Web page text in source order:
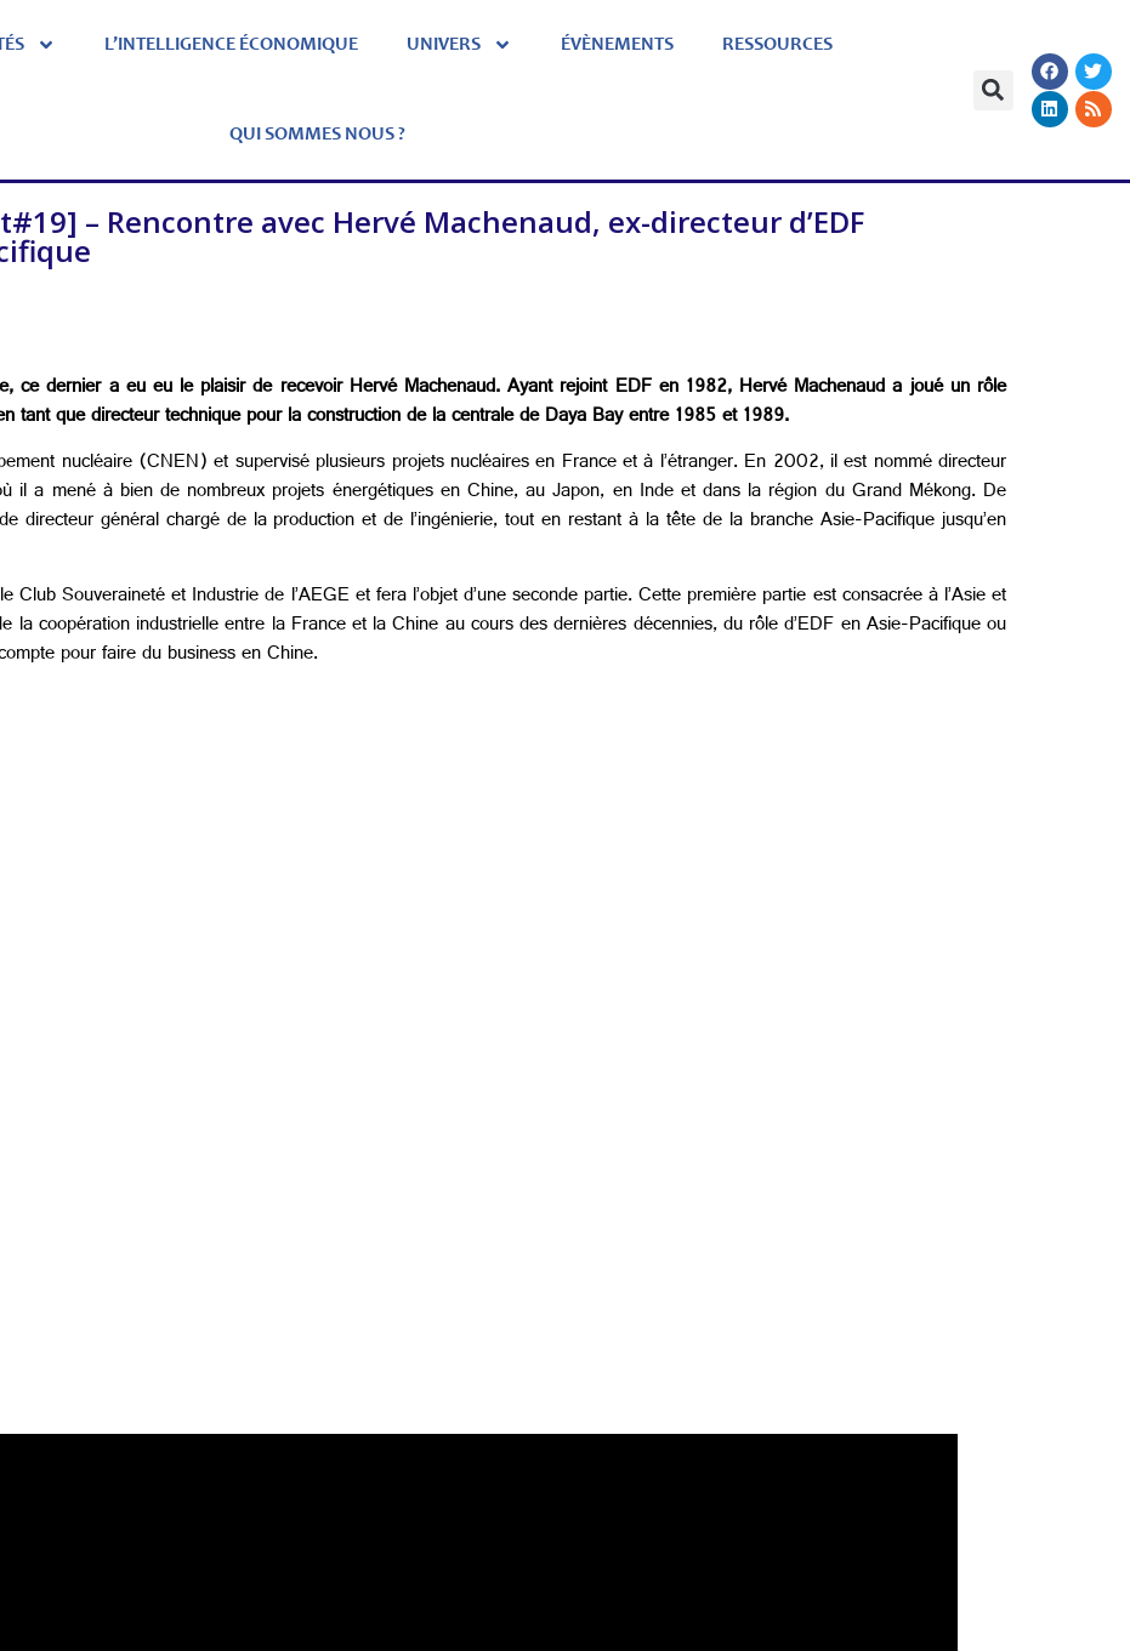
L’INTELLIGENCE ÉCONOMIQUE UNIVERS ÉVÈNEMENTS RESSOURCES
QUI SOMMES NOUS ?
– Rencontre avec Hervé Machenaud, ex-directeur d’EDF
ce dernier a eu eu le plaisir de recevoir Hervé Machenaud. Ayant rejoint EDF en 1982, Hervé Machenaud a joué un rôle
tant que directeur technique pour la construction de la centrale de Daya Bay entre 1985 et 1989.
nucléaire (CNEN) et supervisé plusieurs projets nucléaires en France et à l’étranger. En 2002, il est nommé directeur
il a mené à bien de nombreux projets énergétiques en Chine, au Japon, en Inde et dans la région du Grand Mékong. De
général chargé de la production et de l’ingénierie, tout en restant à la tête de la branche Asie-Pacifique jusqu’en
Souveraineté et Industrie de l’AEGE et fera l’objet d’une seconde partie. Cette première partie est consacrée à l’Asie et
la coopération industrielle entre la France et la Chine au cours des dernières décennies, du rôle d’EDF en Asie-Pacifique ou
pour faire du business en Chine.